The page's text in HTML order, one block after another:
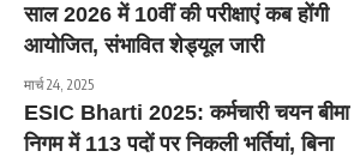
साल 2026 में 10वीं की परीक्षाएं कब होंगी
आयोजित, संभावित शेड्यूल जारी
मार्च 24, 2025
ESIC Bharti 2025: कर्मचारी चयन बीमा
निगम में 113 पदों पर निकली भर्तियां, बिना